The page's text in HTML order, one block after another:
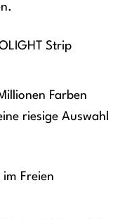
Strip
Farben
riesige Auswahl
im Freien